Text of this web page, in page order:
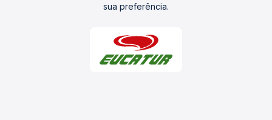
sua preferência.